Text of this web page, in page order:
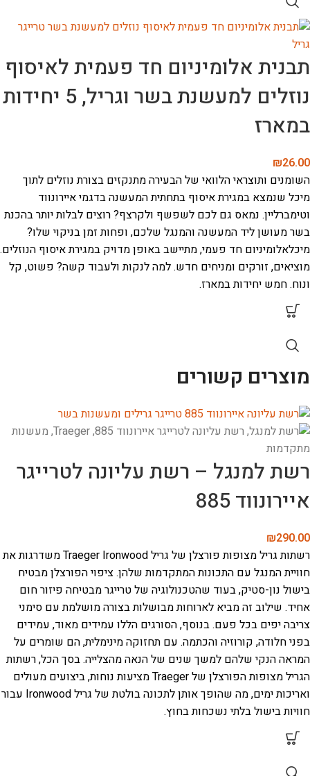
תבנית אלומיניום חד פעמית לאיסוף
נוזלים למעשנת בשר וגריל, 5 יחידות
במארז
₪26.00
השומנים ותוצראי הלוואי של הבעירה מתנקזים בצורת נוזלים לתוך
מיכל שנמצא במגירת איסוף בתחתית המעשנה בדגמי איירונווד
וטימברליין. נמאס גם לכם לשפשף ולקרצף? רוצים לבלות יותר בהכנת
בשר מעושן ליד המעשנה והמנגל שלכם, ופחות זמן בניקוי שלו?
מיכלאלומיניום חד פעמי, מתיישב באופן מדויק במגירת איסוף הנוזלים.
מוציאים, זורקים ומניחים חדש. למה לנקות ולעבוד קשה? פשוט, קל
ונוח. חמש יחידות במארז.
מוצרים קשורים
רשת למנגל – רשת עליונה לטרייגר
איירונווד 885
₪290.00
רשתות גריל מצופות פורצלן של גריל Traeger Ironwood משדרגות את
חוויית המנגל עם התכונות המתקדמות שלהן. ציפוי הפורצלן מבטיח
בישול נון-סטיק, בעוד שהטכנולוגיה של טרייגר מבטיחה פיזור חום
אחיד. שילוב זה מביא לארוחות מבושלות בצורה מושלמת עם סימני
צריבה יפים בכל פעם. בנוסף, הסורגים הללו עמידים מאוד, עמידים
בפני חלודה, קורוזיה והכתמה. עם תחזוקה מינימלית, הם שומרים על
המראה הנקי שלהם למשך שנים של הנאה מהצלייה. בסך הכל, רשתות
הגריל מצופות הפורצלן של Traeger מציעות נוחות, ביצועים מעולים
ואריכות ימים, מה שהופך אותן לתכונה בולטת של גריל Ironwood עבור
חוויות בישול בלתי נשכחות בחוץ.